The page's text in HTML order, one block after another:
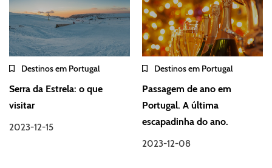
Destinos em Portugal
Serra da Estrela: o que
visitar
2023-12-15
Destinos em Portugal
Passagem de ano em
Portugal. A última
escapadinha do ano.
2023-12-08